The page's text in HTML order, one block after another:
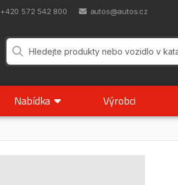
+420 572 542 800 autos@autos.cz
Nabídka Výrobci